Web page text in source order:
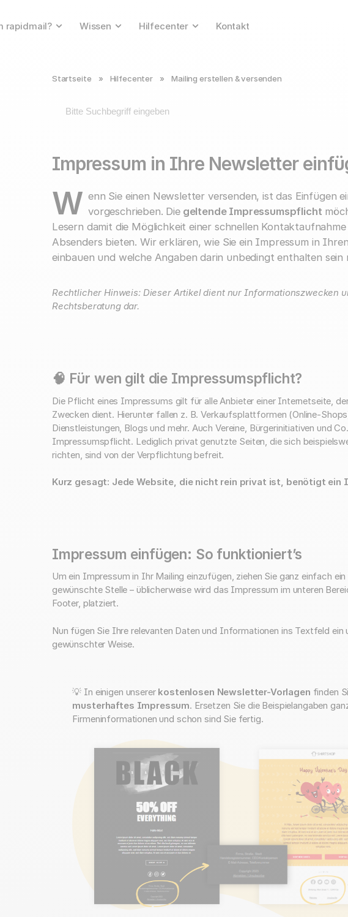
rapidmail? Wissen Hilfecenter Kontakt
Startseite » Hilfecenter » Mailing erstellen & versenden
Impressum in Ihre Newsletter
W enn Sie einen Newsletter versenden, ist das Einfügen
vorgeschrieben. Diegeltende Impressumspflicht
Lesern damit die Möglichkeit einer schnellen
Absenders bieten. Wir erklären, wie Sie ein Impressum in
einbauen und welche Angaben darin unbedingt enthalten sein
Rechtlicher Hinweis: Dieser Artikel dient nur Informationszwecken
Rechtsberatung dar.
🧠 Für wen gilt die Impressumspflicht?
Die Pflicht eines Impressums gilt für alle Anbieter einer Internetseite,
Zwecken dient. Hierunter fallen z. B. Verkaufsplattformen (Online-
Dienstleistungen, Blogs und mehr. Auch Vereine, Bürgerinitiativen und
Impressumspflicht. Lediglich privat genutzte Seiten, die sich
richten, sind von der Verpflichtung befreit.
Kurz gesagt: Jede Website, die nicht rein privat ist, benötigt ein
Impressum einfügen: So funktioniert’s
Um ein Impressum in Ihr Mailing einzufügen, ziehen Sie ganz einfach ein
gewünschte Stelle – üblicherweise wird das Impressum im unteren
Footer, platziert.
Nun fügen Sie Ihre relevanten Daten und Informationen ins Textfeld ein
gewünschter Weise.
💡 In einigen unserer kostenlosen Newsletter-Vorlagen finden
musterhaftes Impressum. Ersetzen Sie die Beispielangaben
Firmeninformationen und schon sind Sie fertig.